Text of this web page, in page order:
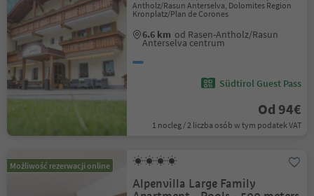
Antholz/Rasun Anterselva, Dolomites Region
Kronplatz/Plan de Corones
6.6 km od Rasen-Antholz/Rasun
Anterselva centrum
Südtirol Guest Pass
Od 94€
1 nocleg / 2 liczba osób w tym podatek VAT
Możliwość rezerwacji online
Alpenvilla Large Family